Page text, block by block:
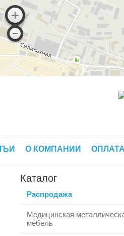
О КОМПАНИИ
Каталог
Распродажа
Медицинская
мебель